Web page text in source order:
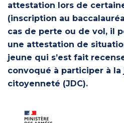
attestation lors de
(inscription au
cas de perte ou de vol, il
une attestation de
jeune qui s’est fait
convoqué à participer à
citoyenneté (JDC).